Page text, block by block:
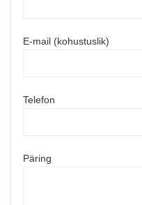
E-mail (kohustuslik)
Telefon
Päring